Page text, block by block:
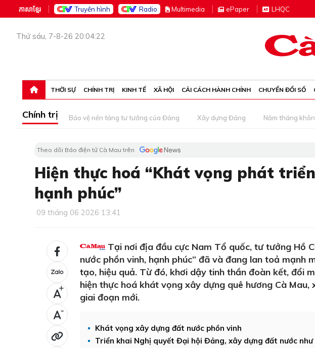
ភាសាខ្មែរ Truyền hình Radio Multimedia ePaper LHQC
Thứ sáu, 7-8-26 20:04:22
THỜI SỰ CHÍNH TRỊ KINH TẾ XÃ HỘI CẢI CÁCH HÀNH CHÍNH CHUYỂN ĐỔI SỐ
Chính trị Bảo vệ nền tảng tư tưởng của Đảng Xây dựng Đảng Năm tháng
Theo dõi Báo điện tử Cà Mau trên
Hiện thực hoá “Khát vọng phát
hạnh phúc”
09 tháng 06 2026 13:41
+
-
Tại nơi địa đầu cực Nam Tổ quốc, tư tưởng Hồ
nước phồn vinh, hạnh phúc” đã và đang lan toả mạnh
tạo, hiệu quả. Từ đó, khơi dậy tinh thần đoàn kết, đổi
hiện thực hoá khát vọng xây dựng quê hương Cà
giai đoạn mới.
Khát vọng xây dựng đất nước phồn vinh
Triển khai Nghị quyết Đại hội Đảng, xây dựng đất nước